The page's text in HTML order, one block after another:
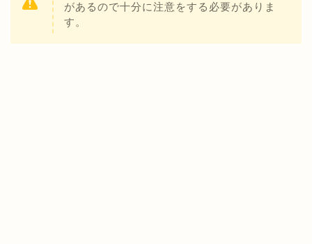
があるので十分に注意をする必要がありま
す。